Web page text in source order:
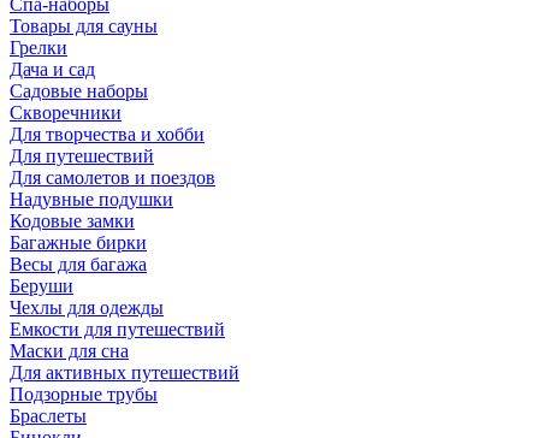
Спа-наборы
Товары для сауны
Грелки
Дача и сад
Садовые наборы
Скворечники
Для творчества и хобби
Для путешествий
Для самолетов и поездов
Надувные подушки
Кодовые замки
Багажные бирки
Весы для багажа
Беруши
Чехлы для одежды
Емкости для путешествий
Маски для сна
Для активных путешествий
Подзорные трубы
Браслеты